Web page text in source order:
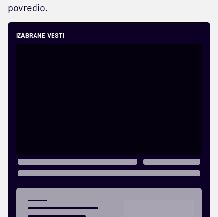
povredio.
IZABRANE VESTI